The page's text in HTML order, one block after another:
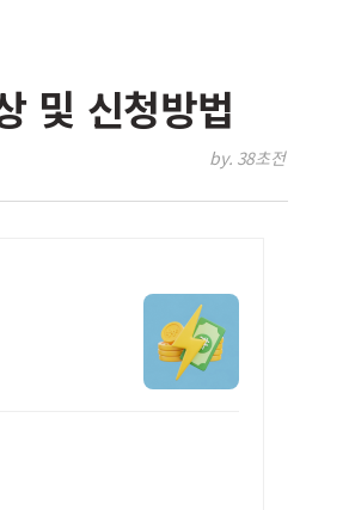
및 신청방법
by. 38초전